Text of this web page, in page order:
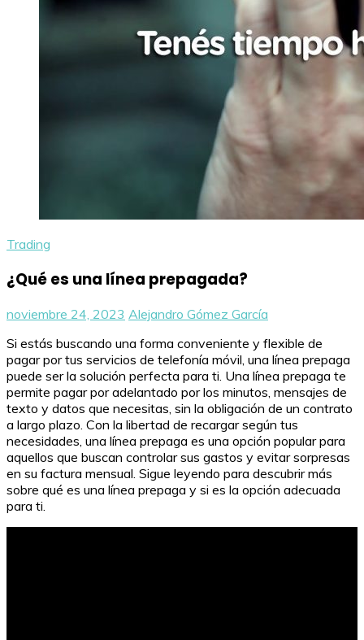
Trading
¿Qué es una línea prepagada?
noviembre 24, 2023 Alejandro Gómez García
Si estás buscando una forma conveniente y flexible de
pagar por tus servicios de telefonía móvil, una línea prepaga
puede ser la solución perfecta para ti. Una línea prepaga te
permite pagar por adelantado por los minutos, mensajes de
texto y datos que necesitas, sin la obligación de un contrato
a largo plazo. Con la libertad de recargar según tus
necesidades, una línea prepaga es una opción popular para
aquellos que buscan controlar sus gastos y evitar sorpresas
en su factura mensual. Sigue leyendo para descubrir más
sobre qué es una línea prepaga y si es la opción adecuada
para ti.